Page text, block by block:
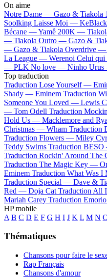
On aime
Notre Dame — Gazo & Tiakola
Soolking Laisse Moi — KeBlack
Bécane —Yamê 200K —
— Tiakola Outro — Gazo &
— Gazo & Tiakola Overdrive —
La League — Werenoi Celui
— PLK No love — Ninho
Top traduction
Traduction Lose Yourself —
Shady — Eminem Traduction
Someone You Loved — Lewis
— Tom Odell Traduction
Hold Us — Macklemore and
Christmas — Wham Traduction
Traduction Flowers — Miley
Teddy Swims Traduction
Traduction Rockin' Around The
Traduction The Magic Key —
Eminem Traduction What Was
Traduction Special — Dave &
Red — Doja Cat Traduction All
Mariah Carey Traduction
HP mobile
A B C D E F G H I J K L M N
Thématiques
Chansons pour faire le
Rap Français
Chansons d'amour